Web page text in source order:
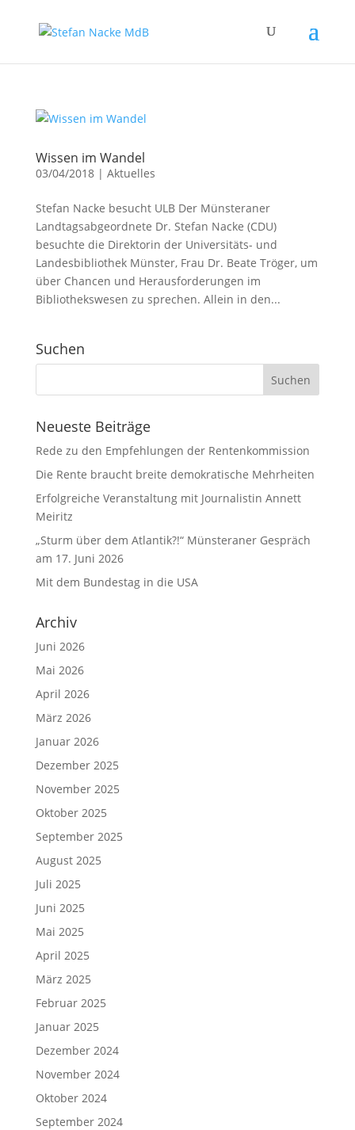
Wissen im Wandel
03/04/2018| Aktuelles
Stefan Nacke besucht ULB Der Münsteraner
Landtagsabgeordnete Dr. Stefan Nacke (CDU)
besuchte die Direktorin der Universitäts- und
Landesbibliothek Münster, Frau Dr. Beate Tröger, um
über Chancen und Herausforderungen im
Bibliothekswesen zu sprechen. Allein in den...
Suchen
Neueste Beiträge
Rede zu den Empfehlungen der Rentenkommission
Die Rente braucht breite demokratische Mehrheiten
Erfolgreiche Veranstaltung mit Journalistin Annett
Meiritz
„Sturm über dem Atlantik?!“ Münsteraner Gespräch
am 17. Juni 2026
Mit dem Bundestag in die USA
Archiv
Juni 2026
Mai 2026
April 2026
März 2026
Januar 2026
Dezember 2025
November 2025
Oktober 2025
September 2025
August 2025
Juli 2025
Juni 2025
Mai 2025
April 2025
März 2025
Februar 2025
Januar 2025
Dezember 2024
November 2024
Oktober 2024
September 2024